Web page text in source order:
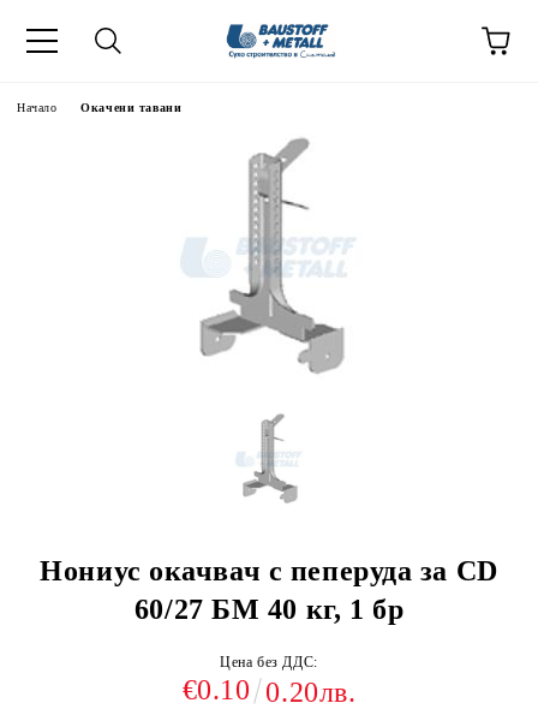
Начало Окачени тавани
Нониус окачвач с пеперуда за CD
60/27 БМ 40 кг, 1 бр
Цена без ДДС:
€0.10 0.20лв.